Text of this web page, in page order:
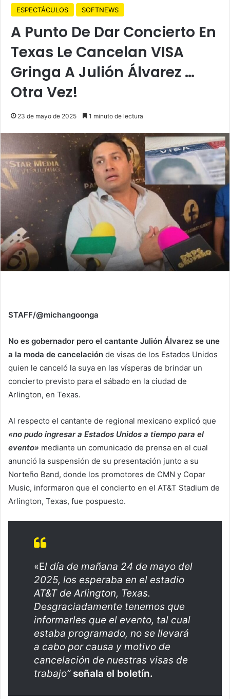
ESPECTÁCULOS SOFTNEWS
A Punto De Dar Concierto En
Texas Le Cancelan VISA
Gringa A Julión Álvarez …
Otra Vez!
23 de mayo de 2025 1 minuto de lectura
STAFF/@michangoonga
No es gobernador pero el cantante Julión Álvarez se une
a la moda de cancelación de visas de los Estados Unidos
quien le canceló la suya en las vísperas de brindar un
concierto previsto para el sábado en la ciudad de
Arlington, en Texas.
Al respecto el cantante de regional mexicano explicó que
«no pudo ingresar a Estados Unidos a tiempo para el
evento» mediante un comunicado de prensa en el cual
anunció la suspensión de su presentación junto a su
Norteño Band, donde los promotores de CMN y Copar
Music, informaron que el concierto en el AT&T Stadium de
Arlington, Texas, fue pospuesto.
«El día de mañana 24 de mayo del
2025, los esperaba en el estadio
AT&T de Arlington, Texas.
Desgraciadamente tenemos que
informarles que el evento, tal cual
estaba programado, no se llevará
a cabo por causa y motivo de
cancelación de nuestras visas de
trabajo”señala el boletín.